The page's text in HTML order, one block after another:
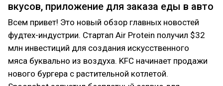
вкусов, приложение для заказа еды в авто
Всем привет! Это новый обзор главных новостей
фудтех-индустрии. Стартап Air Protein получил $32
млн инвестиций для создания искусственного
мяса буквально из воздуха. KFC начинает продажи
нового бургера с растительной котлетой.